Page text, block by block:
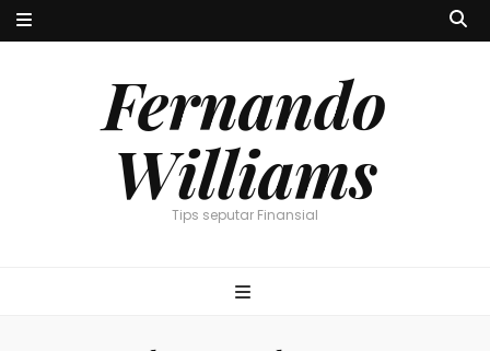
Fernando
Williams
Tips seputar Finansial